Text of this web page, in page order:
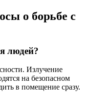
о борьбе с
людей?
Излучение
на безопасном
в помещение сразу.